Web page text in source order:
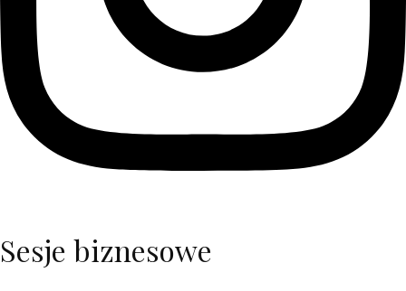
Sesje biznesowe